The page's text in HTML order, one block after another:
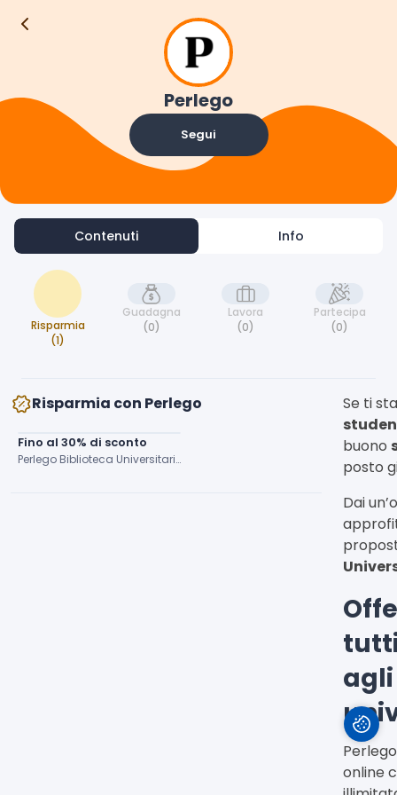
Perlego
Segui
Contenuti Info
Risparmia
(1)
Guadagna
(0)
Lavora
(0)
Partecipa
(0)
Risparmia con Perlego
Fino al 30% di sconto
Perlego Biblioteca Universitaria
Se ti
buono
posto
Dai
online